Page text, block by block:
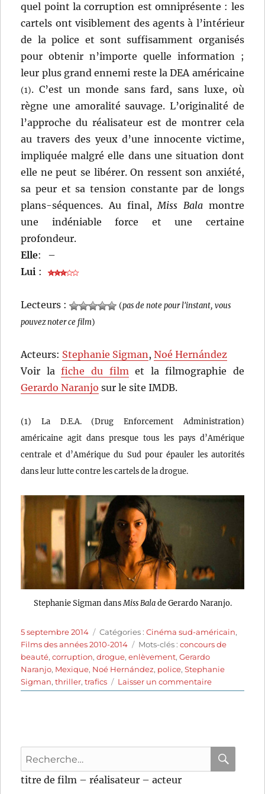
quel point la corruption est omniprésente : les
cartels ont visiblement des agents à l’intérieur
de la police et sont suffisamment organisés
pour obtenir n’importe quelle information ;
leur plus grand ennemi reste la DEA américaine
(1). C’est un monde sans fard, sans luxe, où
règne une amoralité sauvage. L’originalité de
l’approche du réalisateur est de montrer cela
au travers des yeux d’une innocente victime,
impliquée malgré elle dans une situation dont
elle ne peut se libérer. On ressent son anxiété,
sa peur et sa tension constante par de longs
plans-séquences. Au final,Miss Bala montre
une indéniable force et une certaine
profondeur.
Elle:
–
Lui :
Lecteurs : (pas de note pour l'instant, vous
pouvez noter ce film)
Acteurs: Stephanie Sigman,Noé Hernández
Voir lafiche du filmet la filmographie de
Gerardo Naranjo sur le site IMDB.
(1) La D.E.A. (Drug Enforcement Administration)
américaine agit dans presque tous les pays d’Amérique
centrale et d’Amérique du Sud pour épauler les autorités
dans leur lutte contre les cartels de la drogue.
Stephanie Sigman dans Miss Balade Gerardo Naranjo.
Publié
le
5 septembre 2014 Catégories
Catégories :Cinéma sud-américain,
Films des années 2010-2014
Étiquettes
Mots-clés :concours de
beauté,corruption,drogue,enlèvement,Gerardo
Naranjo, Mexique, Noé Hernández, police,Stephanie
Sigman,thriller,trafics Laisser un commentairesur
Miss
Naranjo
Recherche
pour
:
titre de film – réalisateur – acteur